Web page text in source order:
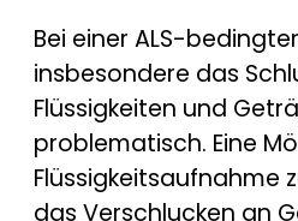
Bei einer ALS-
insbesondere das
Flüssigkeiten und
problematisch. Eine
Flüssigkeitsaufnahme
das Verschlucken an